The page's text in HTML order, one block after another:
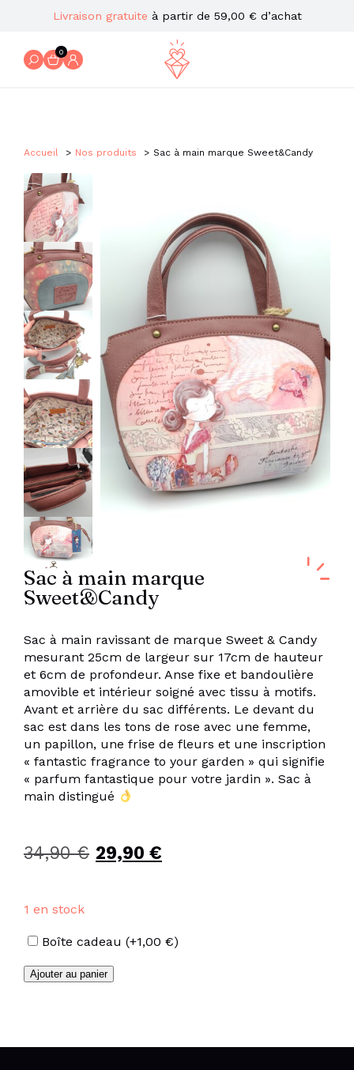
Livraison gratuite à partir de 59,00 € d’achat
0
Accueil Nos produits Sac à main marque Sweet&Candy
Sac à main marque
Sweet&Candy
Sac à main ravissant de marque Sweet & Candy
mesurant 25cm de largeur sur 17cm de hauteur
et 6cm de profondeur. Anse fixe et bandoulière
amovible et intérieur soigné avec tissu à motifs.
Avant et arrière du sac différents. Le devant du
sac est dans les tons de rose avec une femme,
un papillon, une frise de fleurs et une inscription
« fantastic fragrance to your garden » qui signifie
« parfum fantastique pour votre jardin ». Sac à
main distingué
34,90€ Le
34,90 €.
29,90 €
29,90 €.
1 en stock
Options
Boîte cadeau (+1,00 €)
quantité
marque
Ajouter au panier